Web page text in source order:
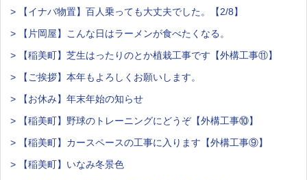
> 【イナバ物置】百人乗っても大丈夫でした。【2/8】
> 【片岡屋】こんな日はラーメンが食べたくなる。
> 【稲美町】芝生はったりのとか植栽工事です【外構工事⑪】
> 【ご挨拶】本年もよろしくお願いします。
> 【お休み】年末年始の知らせ
> 【稲美町】野球のトレーニングにどうぞ【外構工事⑩】
> 【稲美町】カースペースの工事に入ります【外構工事⑨】
> 【稲美町】いなみ冬景色